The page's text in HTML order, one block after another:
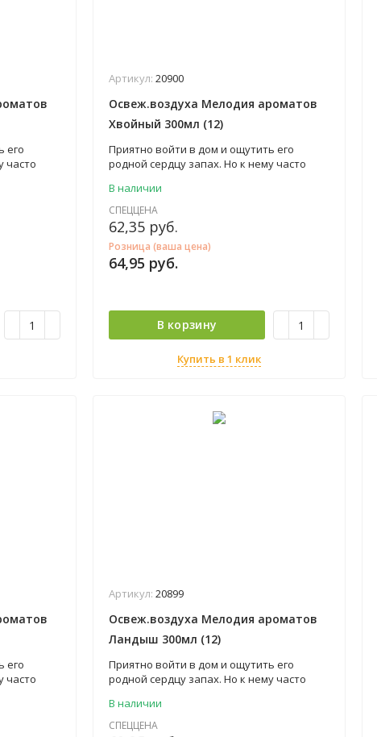
его
часто
Ведь
жилище,
от
и
Артикул: 20900
Освеж.воздуха Мелодия ароматов
Хвойный 300мл (12)
Приятно войти в дом и ощутить его
родной сердцу запах. Но к нему часто
что сильно портит впечатление. Ведь
аромат, который царит в вашем жилище,
это залог комфорта и хорошего
настроения! Освежитель воздуха от
торговой марки «Мелодия ароматов»
наполнит ваш дом запахом уюта и
В наличии
СПЕЦЦЕНА
62,35 руб.
Розница (ваша цена)
64,95 руб.
В корзину
Купить в 1 клик
его
часто
Ведь
жилище,
Артикул: 20899
Освеж.воздуха Мелодия ароматов
Ландыш 300мл (12)
Приятно войти в дом и ощутить его
родной сердцу запах. Но к нему часто
что сильно портит впечатление. Ведь
аромат, который царит в вашем жилище,
В наличии
СПЕЦЦЕНА